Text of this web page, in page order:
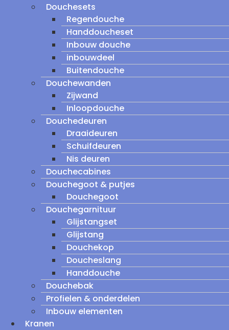
Douchesets
Regendouche
Handdoucheset
Inbouw douche
inbouwdeel
Buitendouche
Douchewanden
Zijwand
Inloopdouche
Douchedeuren
Draaideuren
Schuifdeuren
Nis deuren
Douchecabines
Douchegoot & putjes
Douchegoot
Douchegarnituur
Glijstangset
Glijstang
Douchekop
Doucheslang
Handdouche
Douchebak
Profielen & onderdelen
Inbouw elementen
Kranen